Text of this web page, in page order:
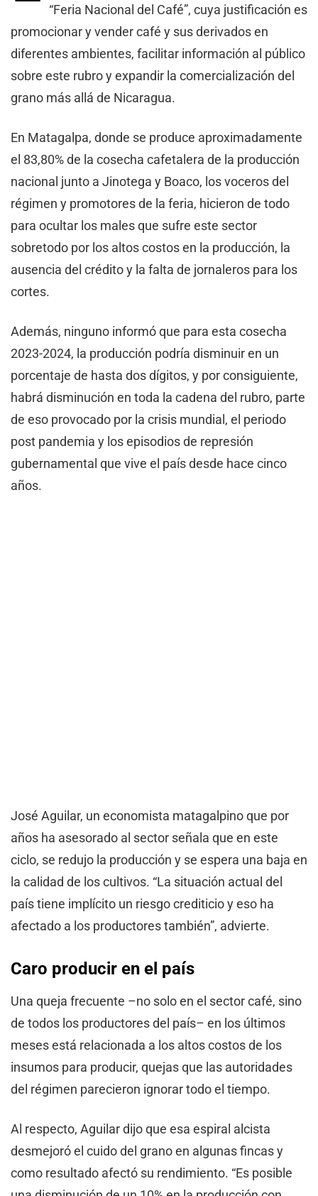
“Feria Nacional del Café”, cuya justificación es
promocionar y vender café y sus derivados en
diferentes ambientes, facilitar información al público
sobre este rubro y expandir la comercialización del
grano más allá de Nicaragua.
En Matagalpa, donde se produce aproximadamente
el 83,80% de la cosecha cafetalera de la producción
nacional junto a Jinotega y Boaco, los voceros del
régimen y promotores de la feria, hicieron de todo
para ocultar los males que sufre este sector
sobretodo por los altos costos en la producción, la
ausencia del crédito y la falta de jornaleros para los
cortes.
Además, ninguno informó que para esta cosecha
2023-2024, la producción podría disminuir en un
porcentaje de hasta dos dígitos, y por consiguiente,
habrá disminución en toda la cadena del rubro, parte
de eso provocado por la crisis mundial, el periodo
post pandemia y los episodios de represión
gubernamental que vive el país desde hace cinco
años.
José Aguilar, un economista matagalpino que por
años ha asesorado al sector señala que en este
ciclo, se redujo la producción y se espera una baja en
la calidad de los cultivos. “La situación actual del
país tiene implícito un riesgo crediticio y eso ha
afectado a los productores también”, advierte.
Caro producir en el país
Una queja frecuente –no solo en el sector café, sino
de todos los productores del país– en los últimos
meses está relacionada a los altos costos de los
insumos para producir, quejas que las autoridades
del régimen parecieron ignorar todo el tiempo.
Al respecto, Aguilar dijo que esa espiral alcista
desmejoró el cuido del grano en algunas fincas y
como resultado afectó su rendimiento. “Es posible